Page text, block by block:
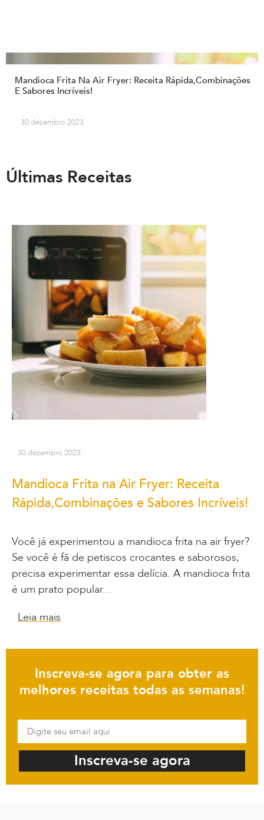
Mandioca Frita Na Air Fryer: Receita Rápida,Combinações
E Sabores Incríveis!
30 dezembro 2023
Últimas Receitas
30 dezembro 2023
Mandioca Frita na Air Fryer: Receita
Rápida,Combinações e Sabores Incríveis!
Você já experimentou a mandioca frita na air fryer?
Se você é fã de petiscos crocantes e saborosos,
precisa experimentar essa delícia. A mandioca frita
é um prato popular…
Leia mais
Inscreva-se agora para obter as
melhores receitas todas as semanas!
Inscreva-se agora